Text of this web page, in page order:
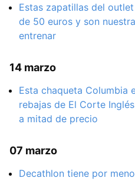
Estas zapatillas del
de 50 euros y son
entrenar
14 marzo
Esta chaqueta Columbia
rebajas de El Corte
a mitad de precio
07 marzo
Decathlon tiene por